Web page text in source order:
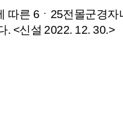
따른 6ㆍ25전몰군경
. <신설 2022. 12. 30.>